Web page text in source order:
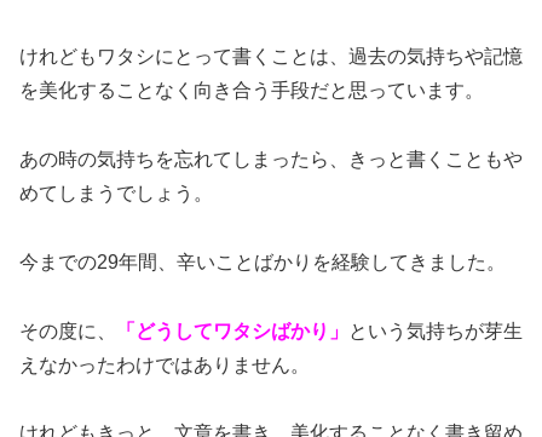
けれどもワタシにとって書くことは、過去の気持ちや記憶
を美化することなく向き合う手段だと思っています。
あの時の気持ちを忘れてしまったら、きっと書くこともや
めてしまうでしょう。
今までの29年間、辛いことばかりを経験してきました。
その度に、 「どうしてワタシばかり」 という気持ちが芽生
えなかったわけではありません。